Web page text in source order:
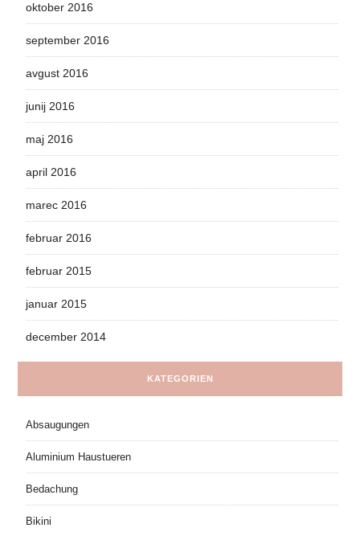
oktober 2016
september 2016
avgust 2016
junij 2016
maj 2016
april 2016
marec 2016
februar 2016
februar 2015
januar 2015
december 2014
KATEGORIEN
Absaugungen
Aluminium Haustueren
Bedachung
Bikini